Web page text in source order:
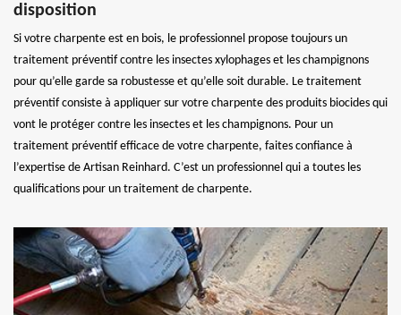
disposition
Si votre charpente est en bois, le professionnel propose toujours un
traitement préventif contre les insectes xylophages et les champignons
pour qu’elle garde sa robustesse et qu’elle soit durable. Le traitement
préventif consiste à appliquer sur votre charpente des produits biocides qui
vont le protéger contre les insectes et les champignons. Pour un
traitement préventif efficace de votre charpente, faites confiance à
l’expertise de Artisan Reinhard. C’est un professionnel qui a toutes les
qualifications pour un traitement de charpente.